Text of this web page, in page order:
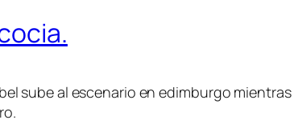
sube al escenario en edimburgo